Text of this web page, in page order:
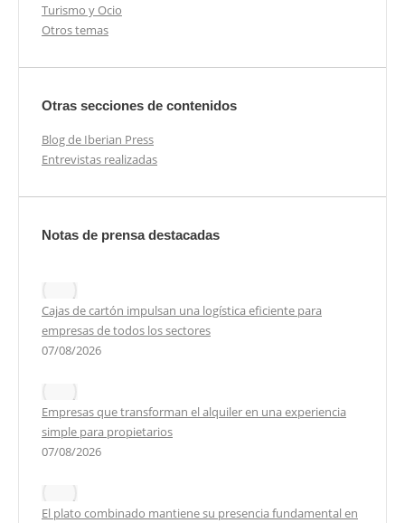
Turismo y Ocio
Otros temas
Otras secciones de contenidos
Blog de Iberian Press
Entrevistas realizadas
Notas de prensa destacadas
Cajas de cartón impulsan una logística eficiente para
empresas de todos los sectores
07/08/2026
Empresas que transforman el alquiler en una experiencia
simple para propietarios
07/08/2026
El plato combinado mantiene su presencia fundamental en